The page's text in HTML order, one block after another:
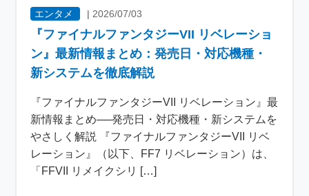
エンタメ | 2026/07/03
『ファイナルファンタジーVII リベレーショ
ン』最新情報まとめ：発売日・対応機種・
新システムを徹底解説
『ファイナルファンタジーVII リベレーション』最
新情報まとめ──発売日・対応機種・新システムを
やさしく解説 『ファイナルファンタジーVII リベ
レーション』（以下、FF7 リベレーション）は、
「FFVII リメイクシリ […]